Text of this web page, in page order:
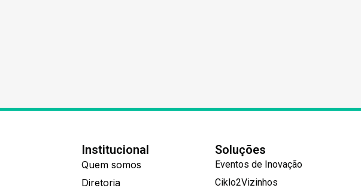
Institucional
Quem somos
Diretoria
Soluções
Eventos de Inovação
Ciklo2Vizinhos